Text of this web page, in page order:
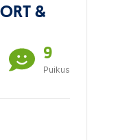
&
9
Puikus